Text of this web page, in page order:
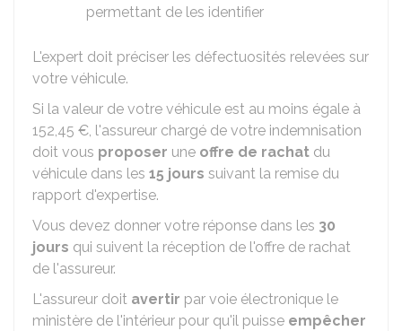
permettant de les identifier
L'expert doit préciser les défectuosités relevées sur
votre véhicule.
Si la valeur de votre véhicule est au moins égale à
152,45 €, l'assureur chargé de votre indemnisation
doit vous proposer une offre de rachat du
véhicule dans les 15 jours suivant la remise du
rapport d'expertise.
Vous devez donner votre réponse dans les 30
jours qui suivent la réception de l'offre de rachat
de l'assureur.
L'assureur doit avertir par voie électronique le
ministère de l'intérieur pour qu'il puisse empêcher